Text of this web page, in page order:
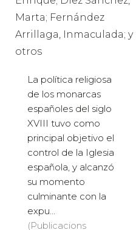
Marta; Fernández
Arrillaga, Inmaculada; y
otros
La política religiosa
de los monarcas
españoles del siglo
XVIII tuvo como
principal objetivo el
control de la Iglesia
española, y alcanzó
su momento
culminante con la
expu...
(Publicacions